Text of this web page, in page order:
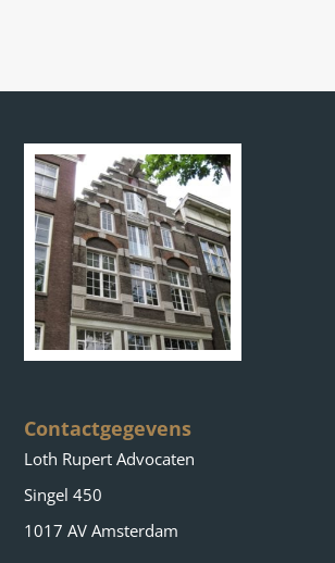
Contactgegevens
Loth Rupert Advocaten
Singel 450
1017 AV Amsterdam